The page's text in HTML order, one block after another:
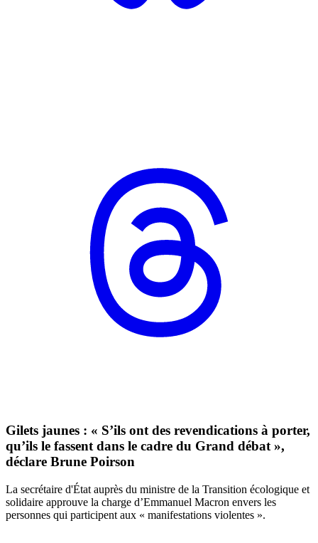
Gilets jaunes : « S’ils ont des revendications à porter,
qu’ils le fassent dans le cadre du Grand débat »,
déclare Brune Poirson
La secrétaire d'État auprès du ministre de la Transition écologique et
solidaire approuve la charge d’Emmanuel Macron envers les
personnes qui participent aux « manifestations violentes ».